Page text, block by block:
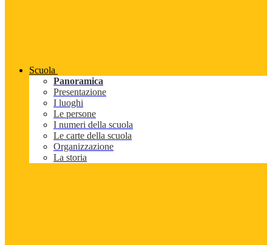
Scuola
Panoramica
Presentazione
I luoghi
Le persone
I numeri della scuola
Le carte della scuola
Organizzazione
La storia